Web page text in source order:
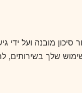
מובנה ועל ידי
שלך בשירותים,